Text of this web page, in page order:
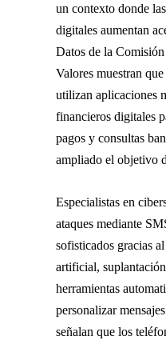
un contexto donde
digitales aumentan
Datos de la
Valores muestran
utilizan aplicaciones
financieros digitales
pagos y consultas
ampliado el objetivo
Especialistas en
ataques mediante
sofisticados gracias
artificial,
herramientas
personalizar
señalan que los